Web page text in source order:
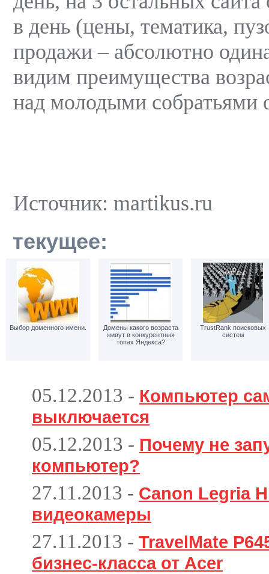
в день (цены, тематика,
продажи – абсолютно
видим преимущества
над молодыми
Источник: martikus.ru
текущее:
Выбор доменного имени.
Домены какого возраста
живут в конкурентных
топах Яндекса?
TrustRank поисковых
систем
05.12.2013 - Компьютер
выключается
05.12.2013 - Почему не
компьютер?
27.11.2013 - Canon Legria
видеокамеры
27.11.2013 - TravelMate
бизнес-класса от Acer